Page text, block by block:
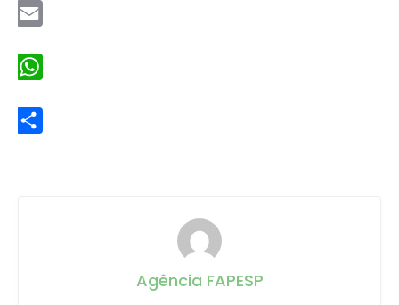
Agência FAPESP